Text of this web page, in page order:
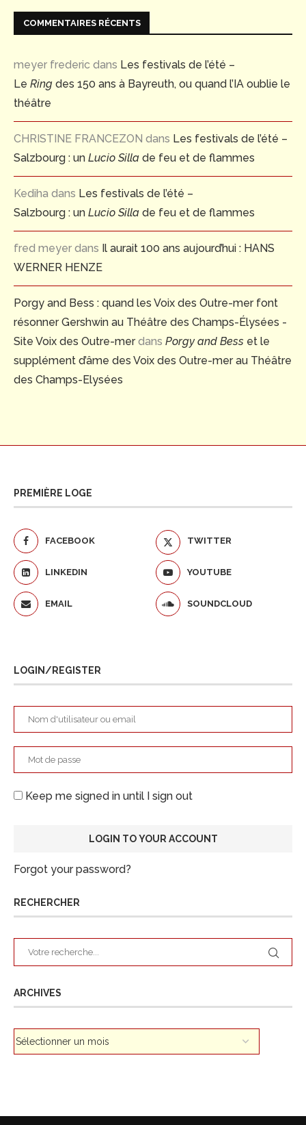
COMMENTAIRES RÉCENTS
meyer frederic dans Les festivals de l’été –
Le Ring des 150 ans à Bayreuth, ou quand l’IA oublie le
théâtre
CHRISTINE FRANCEZON dans Les festivals de l’été –
Salzbourg : un Lucio Silla de feu et de flammes
Kediha dans Les festivals de l’été –
Salzbourg : un Lucio Silla de feu et de flammes
fred meyer dans Il aurait 100 ans aujourd’hui : HANS
WERNER HENZE
Porgy and Bess : quand les Voix des Outre-mer font
résonner Gershwin au Théâtre des Champs-Élysées -
Site Voix des Outre-merdans Porgy and Bess et le
supplément d’âme des Voix des Outre-mer au Théâtre
des Champs-Elysées
PREMIÈRE LOGE
FACEBOOK TWITTER
LINKEDIN YOUTUBE
EMAIL SOUNDCLOUD
LOGIN/REGISTER
Keep me signed in until I sign out
Forgot your password?
RECHERCHER
ARCHIVES